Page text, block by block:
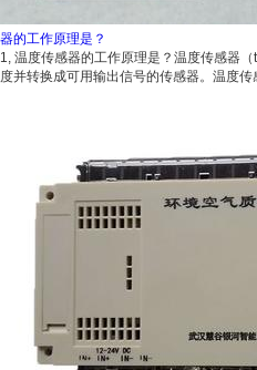
器的工作原理是？
1, 温度传感器的工作原理是？温度传感器
度并转换成可用输出信号的传感器。温度